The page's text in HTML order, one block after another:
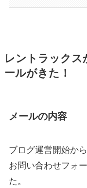
レントラックス
ールがきた！
メールの内容
ブログ運営開始か
お問い合わせフォ
た。